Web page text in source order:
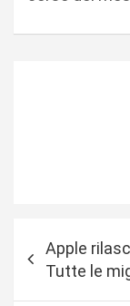
Apple
Tutte le